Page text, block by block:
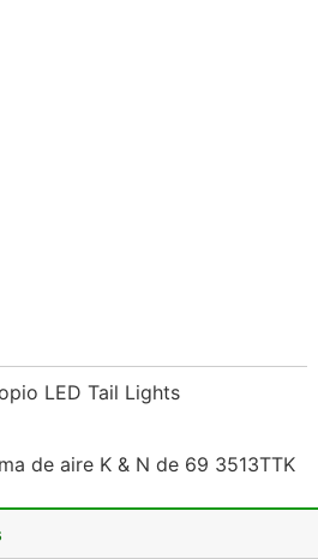
LED Tail Lights
de aire K & N de 69 3513TTK